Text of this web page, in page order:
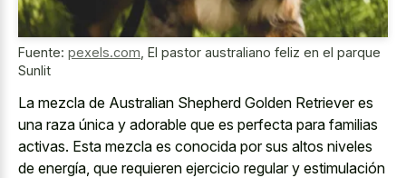
Fuente: pexels.com El pastor australiano feliz en el parque
Sunlit
La mezcla de Australian Shepherd Golden Retriever es
una raza única y adorable que es perfecta para familias
activas. Esta mezcla es conocida por sus altos niveles
de energía, que requieren ejercicio regular y estimulación